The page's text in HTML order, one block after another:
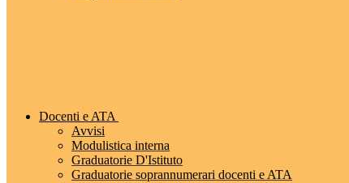
Docenti e ATA
Avvisi
Modulistica interna
Graduatorie D'Istituto
Graduatorie soprannumerari docenti e ATA